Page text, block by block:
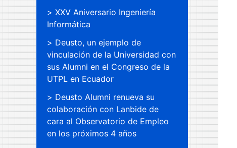
XXV Aniversario Ingeniería
Informática
Deusto, un ejemplo de
vinculación de la Universidad con
sus Alumni en el Congreso de la
UTPL en Ecuador
Deusto Alumni renueva su
colaboración con Lanbide de
cara al Observatorio de Empleo
en los próximos 4 años